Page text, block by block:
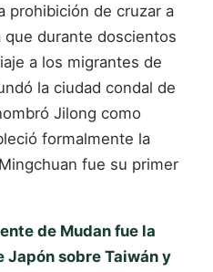
prohibición de cruzar a
durante doscientos
a los migrantes de
la ciudad condal de
Jilong como
formalmente la
fue su primer
de Mudan fue la
sobre Taiwán y